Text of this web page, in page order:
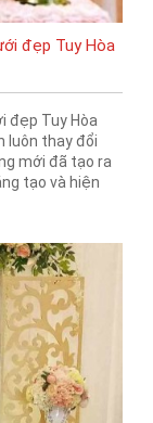
đẹp Tuy Hòa
đẹp Tuy Hòa
luôn thay đổi
mới đã tạo ra
tạo và hiện